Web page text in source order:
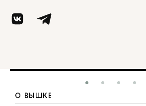
О ВЫШКЕ